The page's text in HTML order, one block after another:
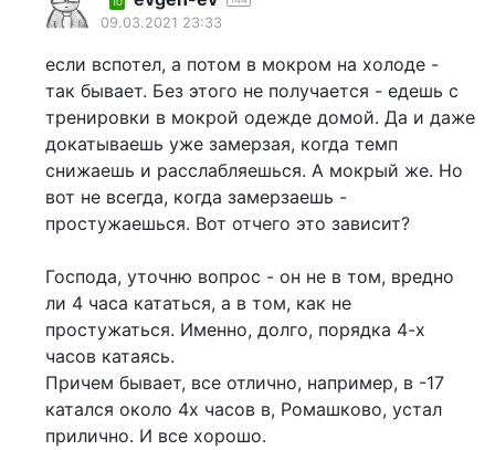
09.03.2021 23:33
если вспотел, а потом в мокром на холоде -
так бывает. Без этого не получается - едешь с
тренировки в мокрой одежде домой. Да и даже
докатываешь уже замерзая, когда темп
снижаешь и расслабляешься. А мокрый же. Но
вот не всегда, когда замерзаешь -
простужаешься. Вот отчего это зависит?
Господа, уточню вопрос - он не в том, вредно
ли 4 часа кататься, а в том, как не
простужаться. Именно, долго, порядка 4-х
часов катаясь.
Причем бывает, все отлично, например, в -17
катался около 4х часов в, Ромашково, устал
прилично. И все хорошо.